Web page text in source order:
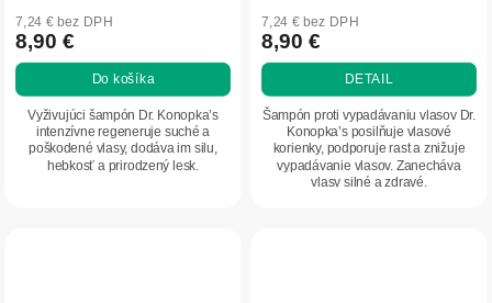
7,24 € bez DPH
8,90 €
Do košíka
Vyživujúci šampón Dr. Konopka’s
intenzívne regeneruje suché a
poškodené vlasy, dodáva im silu,
hebkosť a prirodzený lesk.
7,24 € bez DPH
8,90 €
DETAIL
Šampón proti vypadávaniu vlasov Dr.
Konopka’s posilňuje vlasové
korienky, podporuje rast a znižuje
vypadávanie vlasov. Zanecháva
vlasy silné a zdravé.